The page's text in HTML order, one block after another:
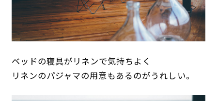
ベッドの寝具がリネンで気持ちよく
リネンのパジャマの用意もあるのがうれしい。